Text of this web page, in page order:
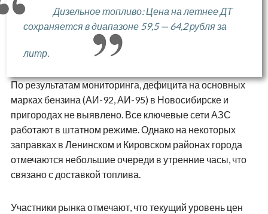
Дизельное топливо: Цена на летнее ДТ
сохраняется в диапазоне 59,5 — 64,2 рубля за
литр.
По результатам мониторинга, дефицита на основных
марках бензина (АИ-92, АИ-95) в Новосибирске и
пригородах не выявлено. Все ключевые сети АЗС
работают в штатном режиме. Однако на некоторых
заправках в Ленинском и Кировском районах города
отмечаются небольшие очереди в утренние часы, что
связано с доставкой топлива.
Участники рынка отмечают, что текущий уровень цен